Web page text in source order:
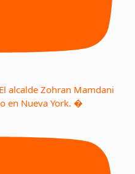
alcalde Zohran Mamdani
en Nueva York. �